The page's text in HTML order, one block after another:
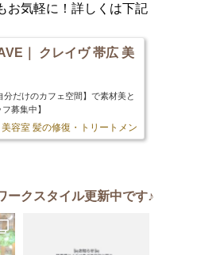
お気軽に！詳しくは下記
｜ クレイヴ 帯広 美
だけのカフェ空間】で素材美と
募集中】
容室 髪の修復・トリートメント専門店
ークスタイル更新中です♪